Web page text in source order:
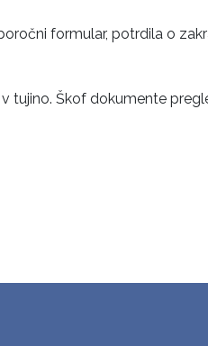
formular, potrdila o
tujino. Škof dokumente